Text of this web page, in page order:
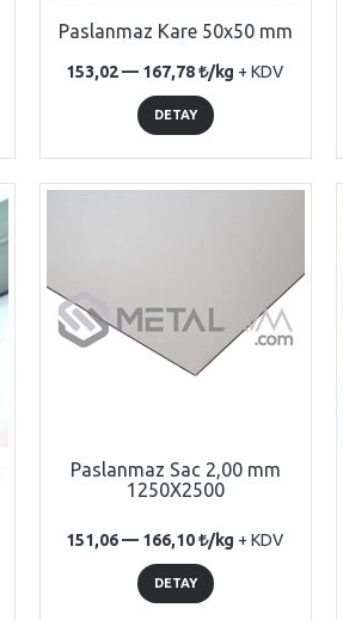
Paslanmaz Kare 50x50 mm
153,02 — 167,78 /kg + KDV
DETAY
Paslanmaz Sac 2,00 mm
1250X2500
151,06 — 166,10 /kg + KDV
DETAY